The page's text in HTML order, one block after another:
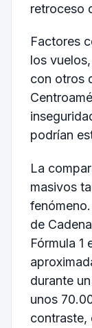
retroceso
Factores
los
con otros
podrían
La
masivos
de
Fórmula 1
durante
unos
contraste,